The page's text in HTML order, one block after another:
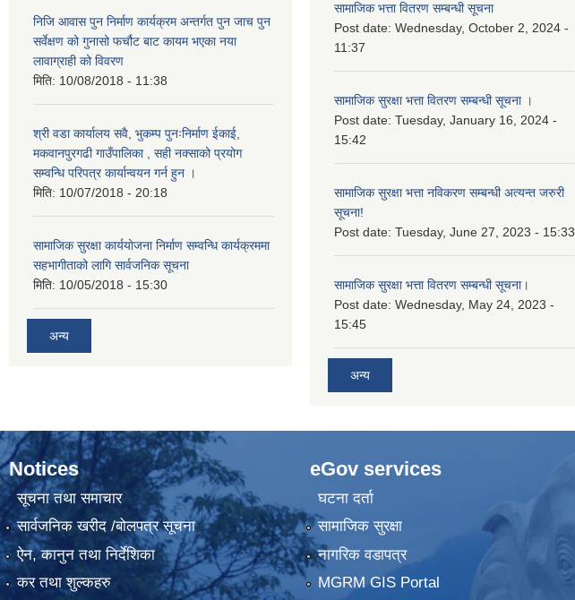
निजि आवास पुन निर्माण कार्यक्रम अन्तर्गत पुन जाच पुन
सर्वेक्षण को गुनासो फर्चौट बाट कायम भएका नया
लावाग्राही को विवरण
मिति: 10/08/2018 - 11:38
श्री वडा कार्यालय सवै, भुकम्प पुनःनिर्माण ईकाई,
मकवानपुरगढी गाउँपालिका , सही नक्साको प्रयोग
सम्वन्धि परिपत्र कार्यान्वयन गर्न हुन ।
मिति: 10/07/2018 - 20:18
सामाजिक सुरक्षा कार्ययोजना निर्माण सम्वन्धि कार्यक्रममा
सहभागीताको लागि सार्वजनिक सूचना
मिति: 10/05/2018 - 15:30
अन्य
सामाजिक भत्ता वितरण सम्बन्धी सूचना
Post date: Wednesday, October 2, 2024 -
11:37
सामाजिक सुरक्षा भत्ता वितरण सम्बन्धी सूचना ।
Post date: Tuesday, January 16, 2024 -
15:42
सामाजिक सुरक्षा भत्ता नविकरण सम्बन्धी अत्यन्त जरुरी
सूचना!
Post date: Tuesday, June 27, 2023 - 15:33
सामाजिक सुरक्षा भत्ता वितरण सम्बन्धी सूचना।
Post date: Wednesday, May 24, 2023 -
15:45
अन्य
Notices
सूचना तथा समाचार
सार्वजनिक खरीद /बोलपत्र सूचना
ऐन, कानुन तथा निर्देशिका
कर तथा शुल्कहरु
eGov services
घटना दर्ता
सामाजिक सुरक्षा
नागरिक वडापत्र
MGRM GIS Portal